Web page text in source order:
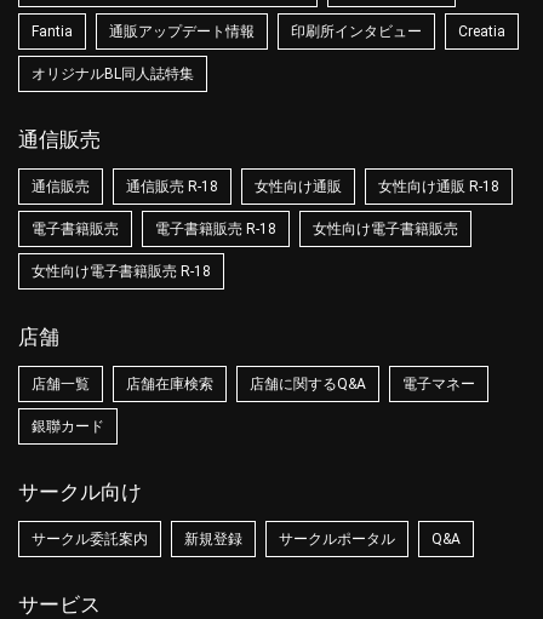
Fantia 通販アップデート情報 印刷所インタビュー Creatia
オリジナルBL同人誌特集
通信販売
通信販売 通信販売 R-18 女性向け通販 女性向け通販 R-18
電子書籍販売 電子書籍販売 R-18 女性向け電子書籍販売
女性向け電子書籍販売 R-18
店舗
店舗一覧 店舗在庫検索 店舗に関するQ&A 電子マネー
銀聯カード
サークル向け
サークル委託案内 新規登録 サークルポータル Q&A
サービス